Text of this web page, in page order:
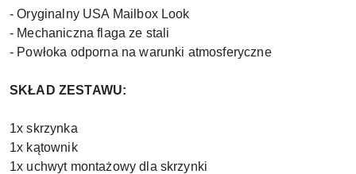
- Oryginalny USA Mailbox Look
- Mechaniczna flaga ze stali
- Powłoka odporna na warunki atmosferyczne
SKŁAD ZESTAWU:
1x skrzynka
1x kątownik
1x uchwyt montażowy dla skrzynki